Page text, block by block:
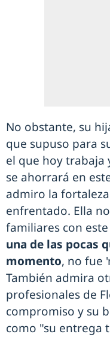
No obstante, su
que supuso para
el que hoy
se ahorrará en
admiro la
enfrentado. Ella
familiares con
una de las pocas
momento, no fue
También admira
profesionales de
compromiso y su
como "su entrega